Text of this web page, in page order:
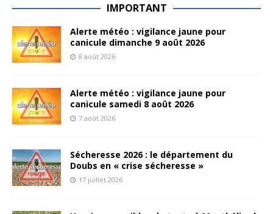
IMPORTANT
Alerte météo : vigilance jaune pour
canicule dimanche 9 août 2026
8 août 2026
Alerte météo : vigilance jaune pour
canicule samedi 8 août 2026
7 août 2026
Sécheresse 2026 : le département du
Doubs en « crise sécheresse »
17 juillet 2026